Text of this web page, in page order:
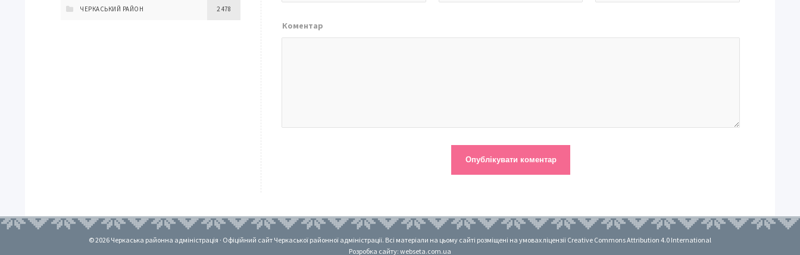
Коментар
ЧЕРКАСЬКИЙ РАЙОН 2 478
© 2026 Черкаська районна адміністрація · Офіційний сайт Черкаської районної адміністрації. Всі матеріали на цьому сайті розміщені на умовах ліцензії Creative Commons Attribution 4.0 International
Розробка сайту: webseta.com.ua